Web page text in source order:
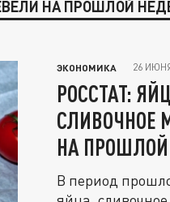
НА ПРОШЛОЙ
ЭКОНОМИКА 26
РОССТАТ:
СЛИВОЧНОЕ
НА
В период